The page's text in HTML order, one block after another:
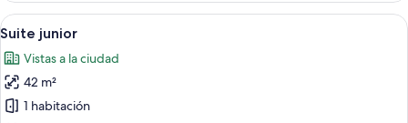
Abrir
todas
las
fotos
de
Una sala de estar moderna con
8
Suite junior
Vistas a la ciudad
42 m²
1 habitación